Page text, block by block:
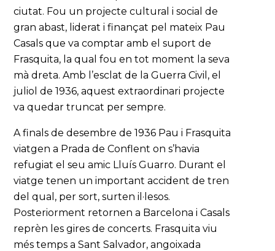
ciutat. Fou un projecte cultural i social de
gran abast, liderat i finançat pel mateix Pau
Casals que va comptar amb el suport de
Frasquita, la qual fou en tot moment la seva
mà dreta. Amb l’esclat de la Guerra Civil, el
juliol de 1936, aquest extraordinari projecte
va quedar truncat per sempre.
A finals de desembre de 1936 Pau i Frasquita
viatgen a Prada de Conflent on s’havia
refugiat el seu amic Lluís Guarro. Durant el
viatge tenen un important accident de tren
del qual, per sort, surten il·lesos.
Posteriorment retornen a Barcelona i Casals
reprèn les gires de concerts. Frasquita viu
més temps a Sant Salvador, angoixada